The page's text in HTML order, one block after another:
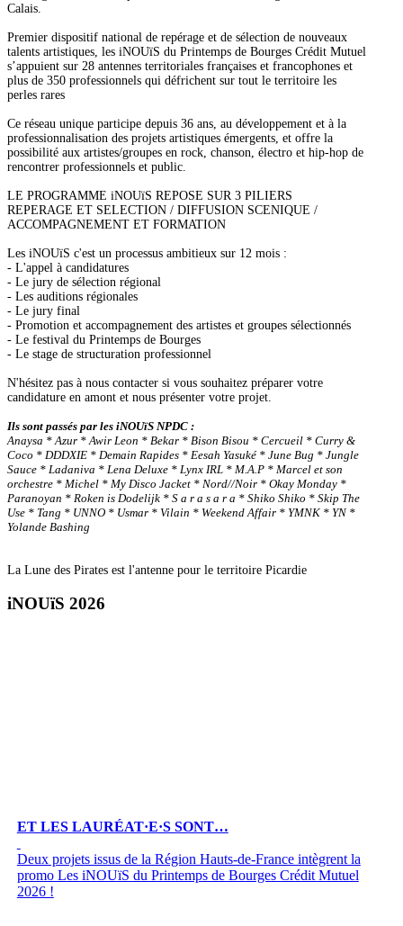
Calais.
Premier dispositif national de repérage et de sélection de nouveaux
talents artistiques, les iNOUïS du Printemps de Bourges Crédit Mutuel
s’appuient sur 28 antennes territoriales françaises et francophones et
plus de 350 professionnels qui défrichent sur tout le territoire les
perles rares
Ce réseau unique participe depuis 36 ans, au développement et à la
professionnalisation des projets artistiques émergents, et offre la
possibilité aux artistes/groupes en rock, chanson, électro et hip-hop de
rencontrer professionnels et public.
LE PROGRAMME iNOUïS REPOSE SUR 3 PILIERS
REPERAGE ET SELECTION / DIFFUSION SCENIQUE /
ACCOMPAGNEMENT ET FORMATION
Les iNOUïS c'est un processus ambitieux sur 12 mois :
- L'appel à candidatures
- Le jury de sélection régional
- Les auditions régionales
- Le jury final
- Promotion et accompagnement des artistes et groupes sélectionnés
- Le festival du Printemps de Bourges
- Le stage de structuration professionnel
N'hésitez pas à nous contacter si vous souhaitez préparer votre
candidature en amont et nous présenter votre projet.
Ils sont passés par les iNOUïS NPDC :
Anaysa * Azur * Awir Leon * Bekar * Bison Bisou * Cercueil * Curry &
Coco * DDDXIE * Demain Rapides * Eesah Yasuké * June Bug * Jungle
Sauce * Ladaniva * Lena Deluxe * Lynx IRL * M.A.P * Marcel et son
orchestre * Michel * My Disco Jacket * Nord//Noir * Okay Monday *
Paranoyan * Roken is Dodelijk * S a r a s a r a * Shiko Shiko * Skip The
Use * Tang * UNNO * Usmar * Vilain * Weekend Affair * YMNK * YN *
Yolande Bashing
La Lune des Pirates est l'antenne pour le territoire Picardie
iNOUïS 2026
ET LES LAURÉAT·E·S SONT…
Deux projets issus de la Région Hauts-de-France intègrent la
promo Les iNOUïS du Printemps de Bourges Crédit Mutuel
2026 !